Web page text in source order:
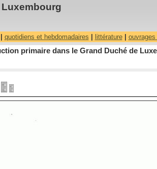
quotidiens et hebdomadaires littérature|
primaire dans le Grand Duché de